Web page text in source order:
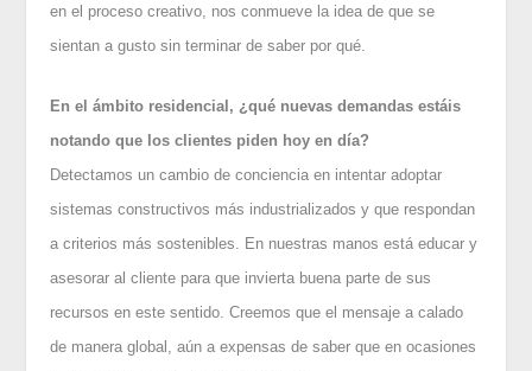
en el proceso creativo, nos conmueve la idea de que se
sientan a gusto sin terminar de saber por qué.
En el ámbito residencial, ¿qué nuevas demandas estáis
notando que los clientes piden hoy en día?
Detectamos un cambio de conciencia en intentar adoptar
sistemas constructivos más industrializados y que respondan
a criterios más sostenibles. En nuestras manos está educar y
asesorar al cliente para que invierta buena parte de sus
recursos en este sentido. Creemos que el mensaje a calado
de manera global, aún a expensas de saber que en ocasiones